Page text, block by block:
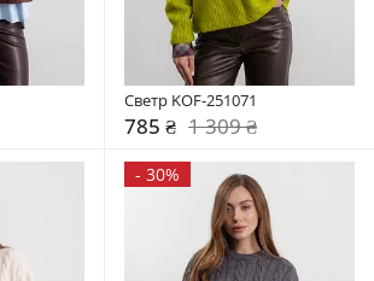
Светр KOF-251071
785 ₴ 1 309 ₴
- 30%